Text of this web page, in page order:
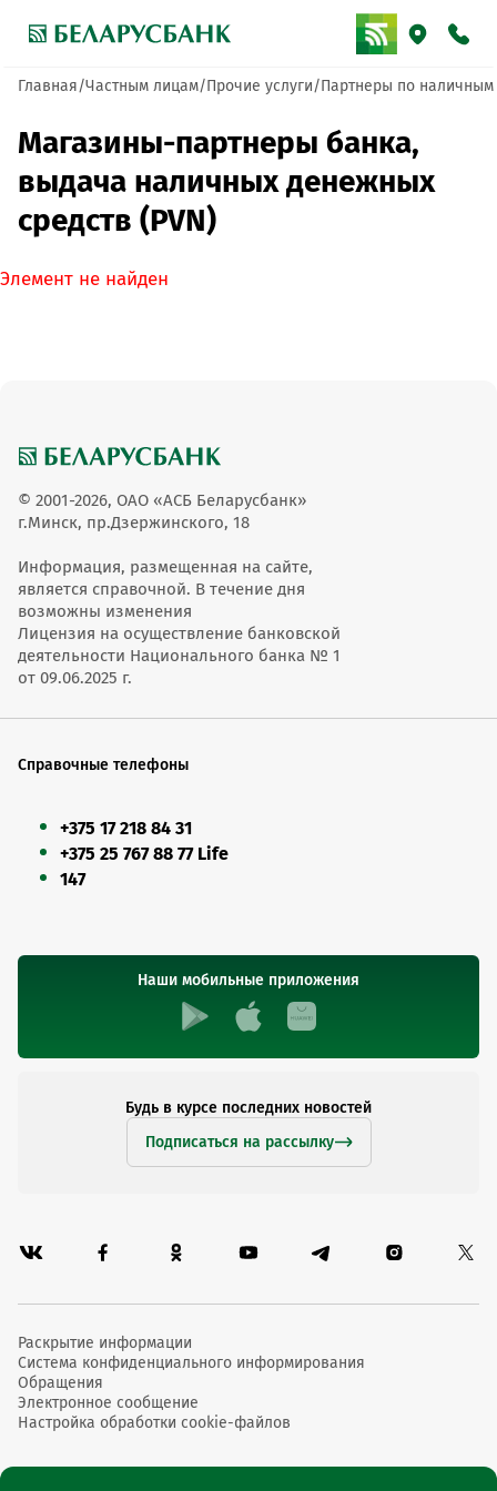
Главная Частным лицам Прочие услуги Партнеры по наличным
Магазины-партнеры банка,
выдача наличных денежных
средств (PVN)
Элемент не найден
© 2001-2026, ОАО «АСБ Беларусбанк»
г.Минск, пр.Дзержинского, 18
Информация, размещенная на сайте,
является справочной. В течение дня
возможны изменения
Лицензия на осуществление банковской
деятельности Национального банка № 1
от 09.06.2025 г.
Справочные телефоны
+375 17 218 84 31
+375 25 767 88 77 Life
147
Наши мобильные приложения
Будь в курсе последних новостей
Подписаться на рассылку
Раскрытие информации
Система конфиденциального информирования
Обращения
Электронное сообщение
Настройка обработки cookie-файлов